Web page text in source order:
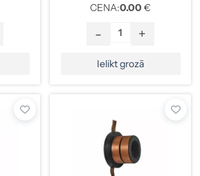
CENA:0.00 €
- +
Ielikt grozā